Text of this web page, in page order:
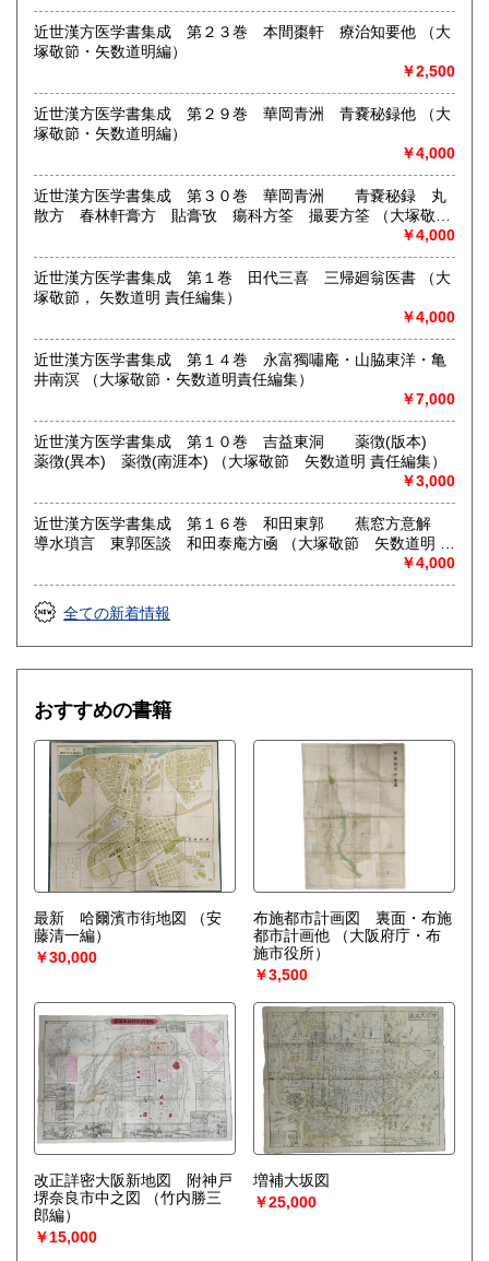
取り扱い分野
哲学宗教、歴史、社会科学、美術工芸、古典籍、近代文献、
趣味、サブカルチャー、古書一般（その他）
近世漢方医学書集成 第２３巻 本間棗軒 療治知要他 （大
塚敬節・矢数道明編）
￥2,500
近世漢方医学書集成 第２９巻 華岡青洲 青嚢秘録他 （大
塚敬節・矢数道明編）
￥4,000
近世漢方医学書集成 第３０巻 華岡青洲 青嚢秘録 丸
散方 春林軒膏方 貼膏攷 瘍科方筌 撮要方筌 （大塚敬
￥4,000
近世漢方医学書集成 第１巻 田代三喜 三帰廻翁医書 （大
塚敬節， 矢数道明 責任編集）
￥4,000
近世漢方医学書集成 第１４巻 永富獨嘯庵・山脇東洋・亀
井南溟 （大塚敬節・矢数道明責任編集）
￥7,000
近世漢方医学書集成 第１０巻 吉益東洞 薬徴(版本)
薬徴(異本) 薬徴(南涯本) （大塚敬節 矢数道明 責任編集）
￥3,000
近世漢方医学書集成 第１６巻 和田東郭 蕉窓方意解
導水瑣言 東郭医談 和田泰庵方凾 （大塚敬節 矢数道明 責
￥4,000
全ての新着情報
おすすめの書籍
最新 哈爾濱市街地図
（安
藤清一編）
￥30,000
布施都市計画図 裏面・布施
都市計画他
（大阪府庁・布
施市役所）
￥3,500
改正詳密大阪新地図 附神戸
堺奈良市中之図
（竹内勝三
郎編）
￥15,000
増補大坂図
￥25,000